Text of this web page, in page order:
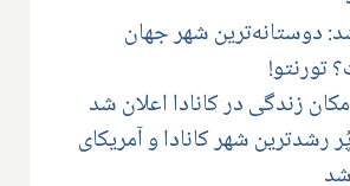
دوستانه‌ترین شهر جهان
تورنتو!
زندگی در کانادا اعلان شد
رشدترین شهر کانادا و آمریکای